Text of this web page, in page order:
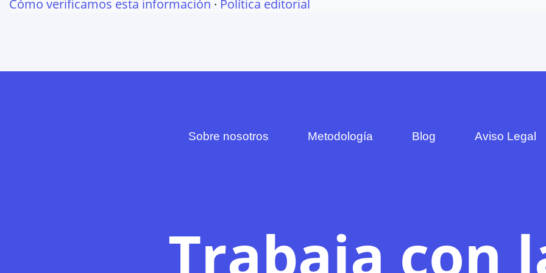
Cómo verificamos esta información · Política editorial
Sobre nosotros Metodología Blog Aviso Legal
Trabaja con